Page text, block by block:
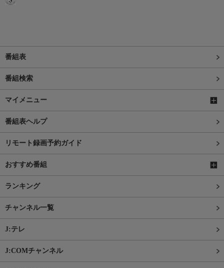
番組表
番組検索
マイメニュー
番組表ヘルプ
リモート録画予約ガイド
おすすめ番組
ランキング
チャンネル一覧
J:テレ
J:COMチャンネル